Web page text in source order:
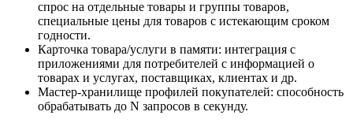
спрос на отдельные товары и группы товаров,
специальные цены для товаров с истекающим сроком
годности.
Карточка товара/услуги в памяти: интеграция с
приложениями для потребителей с информацией о
товарах и услугах, поставщиках, клиентах и др.
Мастер-хранилище профилей покупателей: способность
обрабатывать до N запросов в секунду.